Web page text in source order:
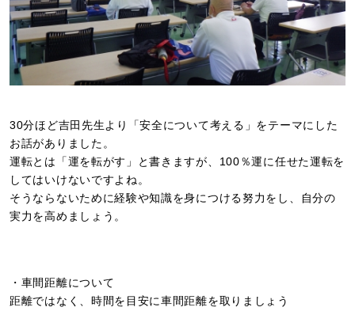
30分ほど吉田先生より「安全について考える」をテーマにした
お話がありました。
運転とは「運を転がす」と書きますが、100％運に任せた運転を
してはいけないですよね。
そうならないために経験や知識を身につける努力をし、自分の
実力を高めましょう。
・車間距離について
距離ではなく、時間を目安に車間距離を取りましょう